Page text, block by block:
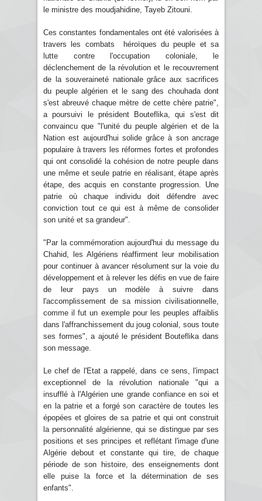
le ministre des moudjahidine, Tayeb Zitouni.
Ces constantes fondamentales ont été valorisées à
travers les combats héroïques du peuple et sa
lutte contre l'occupation coloniale, le
déclenchement de la révolution et le recouvrement
de la souveraineté nationale grâce aux sacrifices
du peuple algérien et le sang des chouhada dont
s'est abreuvé chaque mètre de cette chère patrie",
a poursuivi le président Bouteflika, qui s'est dit
convaincu que "l'unité du peuple algérien et de la
Nation est aujourd'hui solide grâce à son ancrage
populaire à travers les réformes fortes et profondes
qui ont consolidé la cohésion de notre peuple dans
une même et seule patrie en réalisant, étape après
étape, des acquis en constante progression. Une
patrie où chaque individu doit défendre avec
conviction tout ce qui est à même de consolider
son unité et sa grandeur".
"Par la commémoration aujourd'hui du message du
Chahid, les Algériens réaffirment leur mobilisation
pour continuer à avancer résolument sur la voie du
développement et à relever les défis en vue de faire
de leur pays un modèle à suivre dans
l'accomplissement de sa mission civilisationnelle,
comme il fut un exemple pour les peuples affaiblis
dans l'affranchissement du joug colonial, sous toute
ses formes", a ajouté le président Bouteflika dans
son message.
Le chef de l'Etat a rappelé, dans ce sens, l'impact
exceptionnel de la révolution nationale "qui a
insufflé à l'Algérien une grande confiance en soi et
en la patrie et a forgé son caractère de toutes les
épopées et gloires de sa patrie et qui ont construit
la personnalité algérienne, qui se distingue par ses
positions et ses principes et reflétant l'image d'une
Algérie debout et constante qui tire, de chaque
période de son histoire, des enseignements dont
elle puise la force et la détermination de ses
enfants".